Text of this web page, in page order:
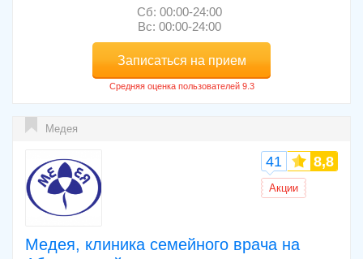
Сб: 00:00-24:00
Вс: 00:00-24:00
Записаться на прием
Медея
Медея, клиника семейного врача на
41 8,8
Акции